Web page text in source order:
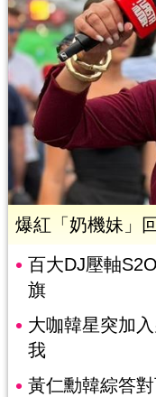
爆紅「奶機妹」
百大DJ壓軸
旗
大咖韓星突加
我
黃仁勳韓綜答